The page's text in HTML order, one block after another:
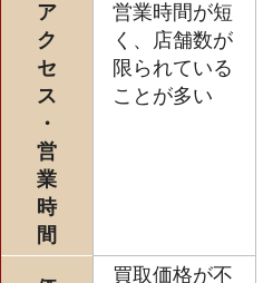
ア
ク
セ
ス
・
営
業
時
間
営業時間が短
く、店舗数が
限られている
ことが多い
買取価格が不